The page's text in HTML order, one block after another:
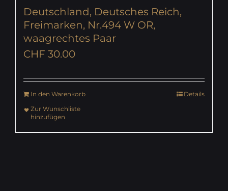
Deutschland, Deutsches Reich,
Freimarken, Nr.494 W OR,
waagrechtes Paar
CHF 30.00
In den Warenkorb
Details
Zur Wunschliste
hinzufügen